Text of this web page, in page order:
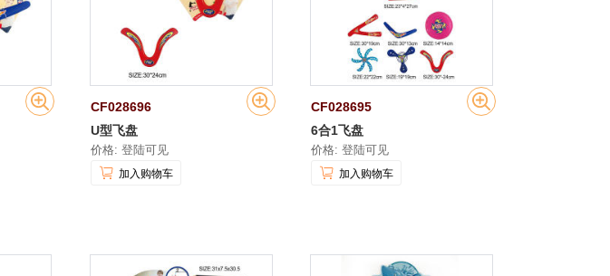
CF028696
U型飞盘
价格: 登陆可见
加入购物车
CF028695
6合1飞盘
价格: 登陆可见
加入购物车